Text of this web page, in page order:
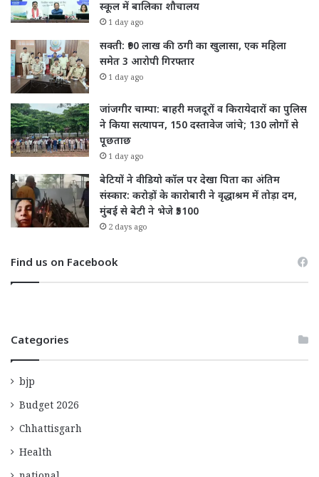
स्कूल में बालिका शौचालय
1 day ago
सक्ती: ₹90 लाख की ठगी का खुलासा, एक महिला
समेत 3 आरोपी गिरफ्तार
1 day ago
जांजगीर चाम्पा: बाहरी मजदूरों व किरायेदारों का पुलिस
ने किया सत्यापन, 150 दस्तावेज जांचे; 130 लोगों से
पूछताछ
1 day ago
बेटियों ने वीडियो कॉल पर देखा पिता का अंतिम
संस्कार: करोड़ों के कारोबारी ने वृद्धाश्रम में तोड़ा दम,
मुंबई से बेटी ने भेजे ₹5100
2 days ago
Find us on Facebook
Categories
bjp
Budget 2026
Chhattisgarh
Health